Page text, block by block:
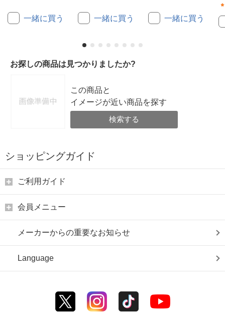
一緒に買う 一緒に買う 一緒に買う
お探しの商品は見つかりましたか?
この商品と
イメージが近い商品を探す
検索する
ショッピングガイド
ご利用ガイド
会員メニュー
メーカーからの重要なお知らせ
Language